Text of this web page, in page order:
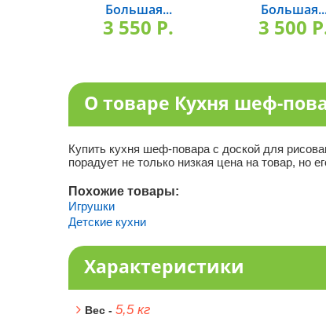
Большая...
3 550 P. 3 500
О товаре Кухня шеф-
Купить кухня шеф-повара с доской для
порадует не только низкая цена на товар, но
Похожие товары:
Игрушки
Детские кухни
Характеристики
Вес - 5,5 кг